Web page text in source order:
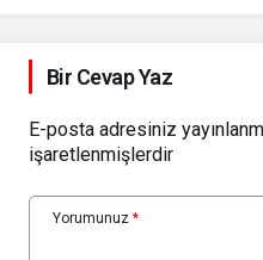
Bir Cevap Yaz
E-posta adresiniz
işaretlenmişlerdir
Yorumunuz *